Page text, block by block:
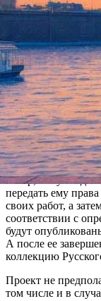
Русский музей
относит себя к
произведения,
этом году широка:
жанрах. Принять
ограничения
Предоставлять
не больше трех
электронному
Прием работ
отбор, получат до
передать ему
своих работ, а
соответствии с
будут
А после ее
коллекцию
Проект не
том числе и в